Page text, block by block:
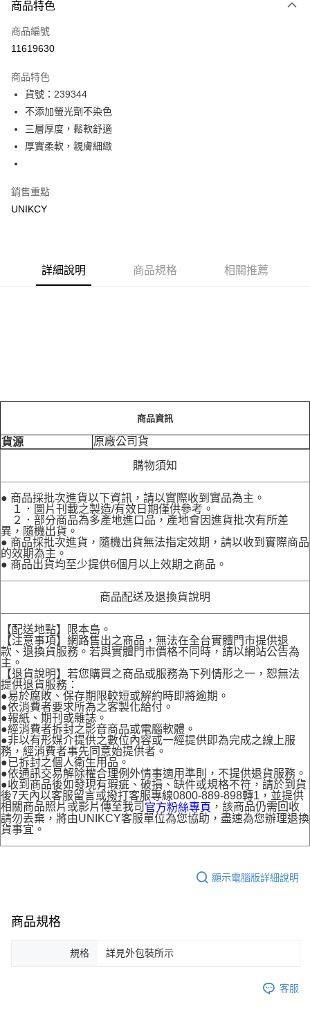
icash Pay
信用卡一次付款
Apple Pay
街口支付
悠遊付
Google Pay
商品特色
商品編號
11619630
商品特色
貨號：239344
不添加螢光劑不染色
三層厚度，鬆軟舒適
厚實柔軟，親膚細緻
銷售重點
UNIKCY
詳細說明 商品規格 相關推薦
商品資訊
貨源 原廠公司貨
購物須知
● 商品採批次進貨以下資訊，請以實際收到實品為主。
１．圖片刊載之製造/有效日期僅供參考。
２．部分商品為多產地進口品，產地會因進貨批次有所差
異，隨機出貨。
● 商品採批次進貨，隨機出貨無法指定效期，請以收到實際商品
的效期為主。
● 商品出貨均至少提供6個月以上效期之商品。
商品配送及退換貨說明
【配送地點】限本島。
【注意事項】網路售出之商品，無法在全台實體門市提供退
款、退換貨服務。若與實體門市價格不同時，請以網站公告為
主。
【退貨說明】若您購買之商品或服務為下列情形之一，恕無法
提供退貨服務：
●易於腐敗、保存期限較短或解約時即將逾期。
●依消費者要求所為之客製化給付。
●報紙、期刊或雜誌。
●經消費者拆封之影音商品或電腦軟體。
●非以有形媒介提供之數位內容或一經提供即為完成之線上服
務，經消費者事先同意始提供者。
●已拆封之個人衛生用品。
●依通訊交易解除權合理例外情事適用準則，不提供退貨服務。
●收到商品後如發現有瑕疵、破損、缺件或規格不符，請於到貨
後7天內以客服留言或撥打客服專線0800-889-898轉1，並提供
相關商品照片或影片傳至我司 官方粉絲專頁 ，該商品仍需回收
請勿丟棄，將由UNIKCY客服單位為您協助，盡速為您辦理退換
貨事宜。
顯示電腦版詳細說明
商品規格
規格 詳見外包裝所示
客服